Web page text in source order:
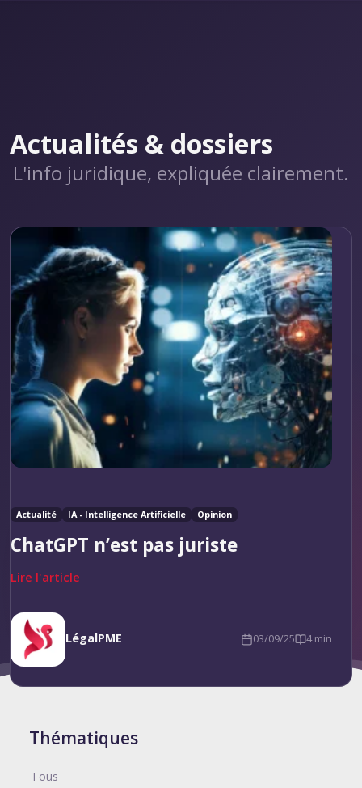
Actualités & dossiers
L'info juridique, expliquée clairement.
Actualité IA - Intelligence Artificielle Opinion
ChatGPT n’est pas juriste
Lire l'article
LégalPME 03/09/25 4 min
Thématiques
Tous